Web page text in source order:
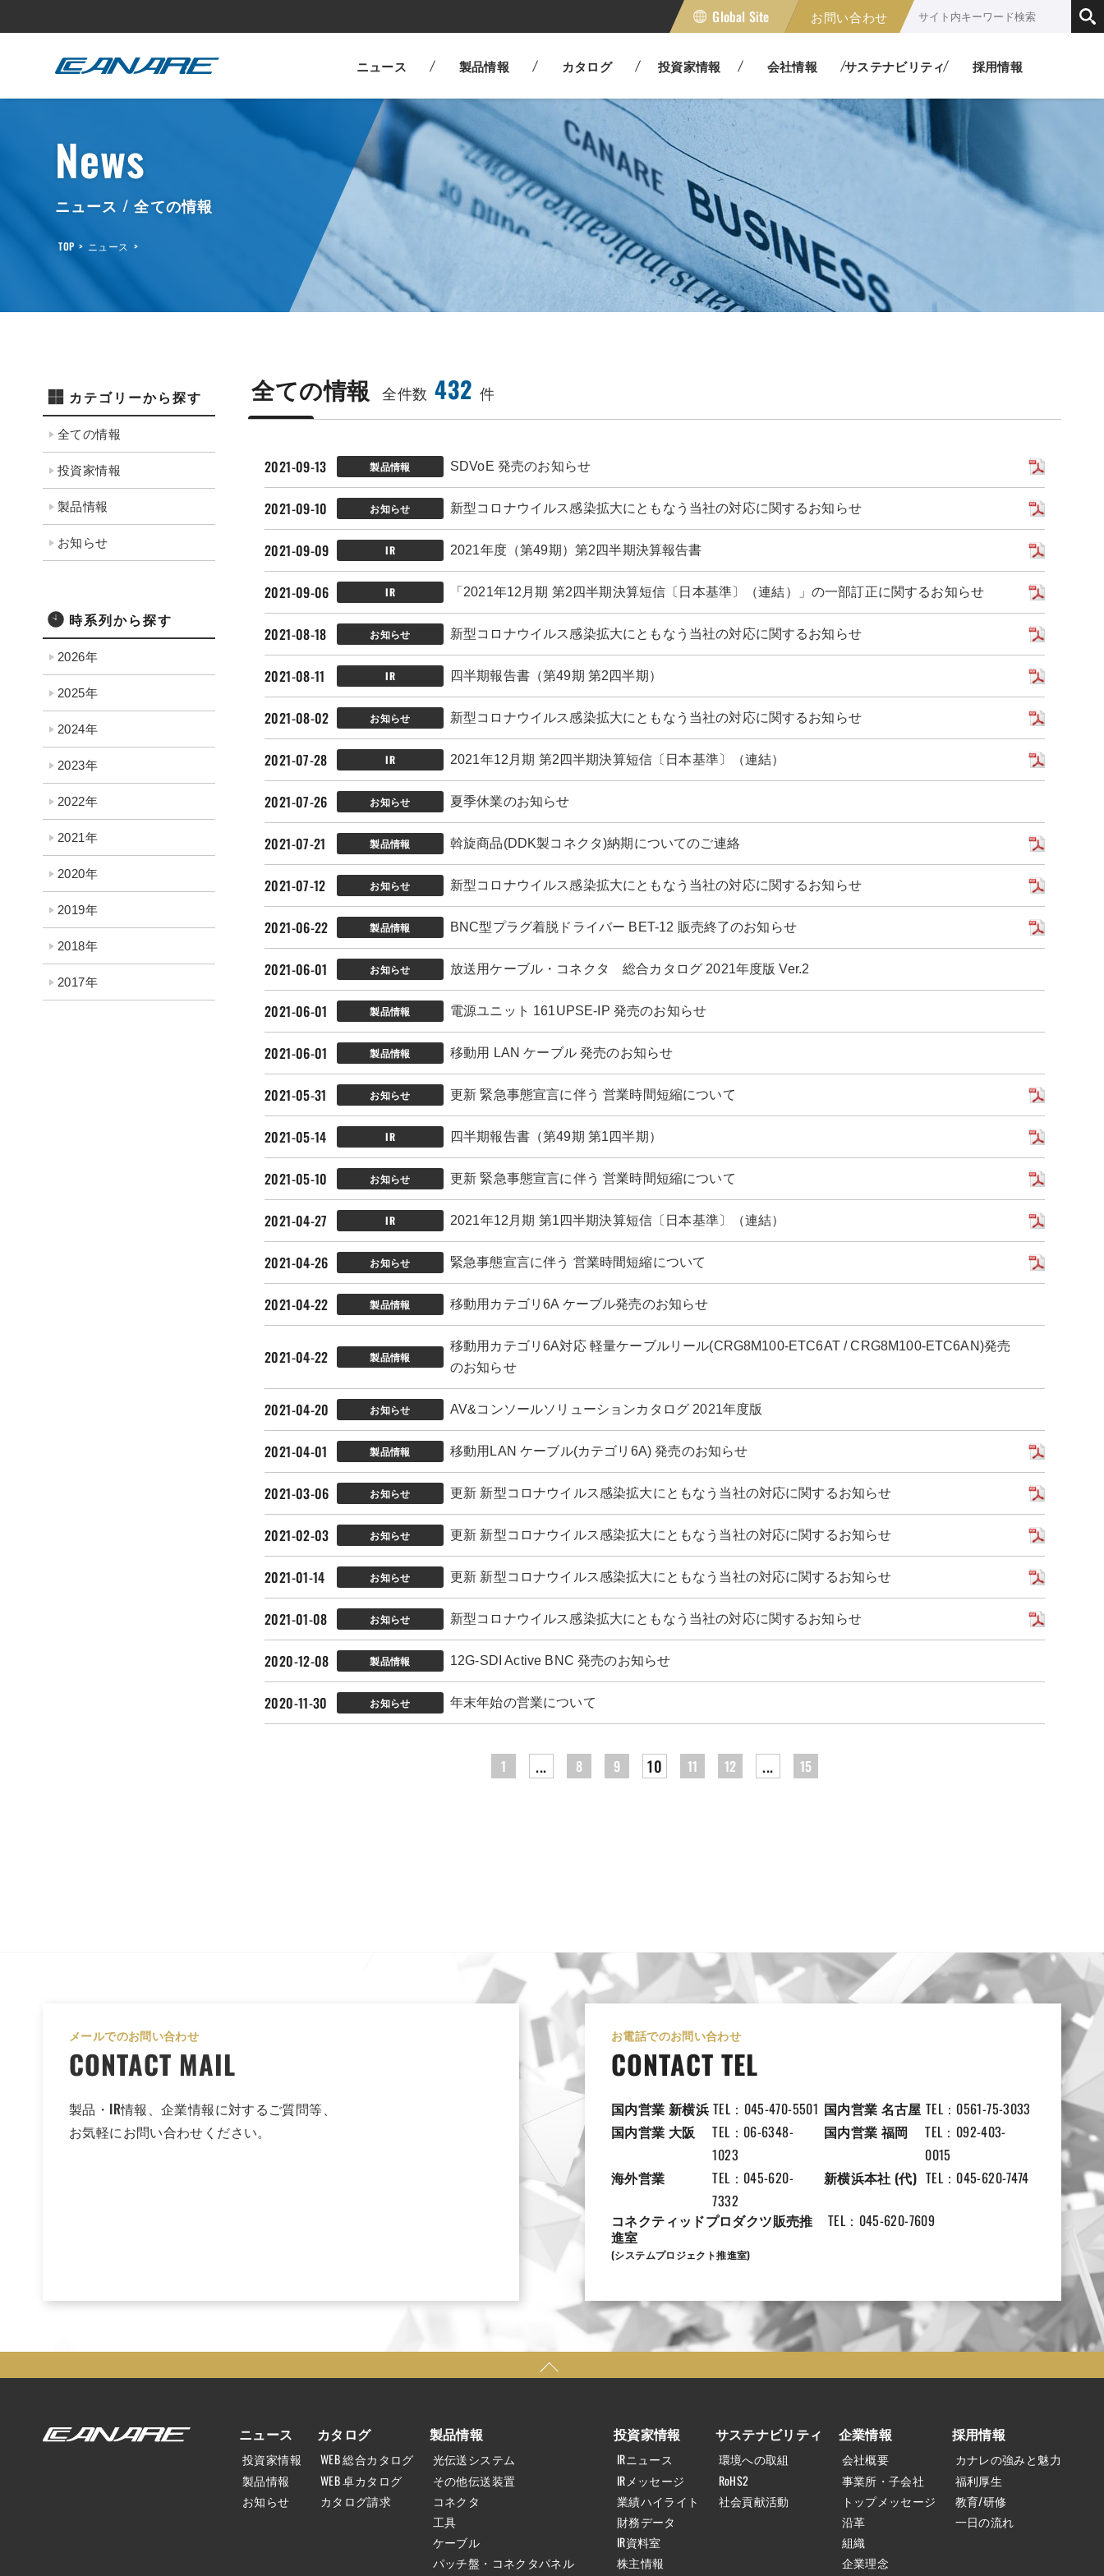
Global Site お問い合わせ
カナレ電気
ニュース 製品情報
製品情報
工具
ケーブル
パッチ盤・コネクタパネル
マルチケーブルシステム
ケーブルリール
接続ケーブル
AV&コンソールソリューショ
ン
デジタルネットワーク製品 高パワー用光ファイバ関連製
カタログ
カタログ・リーフレット WEB CATALOG WEB AV & CONSOLE CATALOG CATALOG REQUEST
投資家情報
投資家情報
IR NEWS IR MESSAGE HIGHLIGHT
IR FINANCIAL IR LIBRARY TO SHAREHOLDER BENEFIT
株主還元
SHAREHOLDER BENEFIT PROGRAM
会社情報
会社情報
OUTLINE OFFICE MESSAGE
HISTORY ORGANIZATION IDENTITY
企業統治
GOVERNANCE
開発方針
DEVELOPMENT
サステナビリティ
サステナビリティ ROHS ENVIRONMENT SOCIAL CONTRIBUTION
採用情報
採用情報
カナレの強みと魅力 福利厚生 教育/研修
一日の流れ
THE FLOW OF THE DAY
News
ニュース / 全ての情報
TOP > ニュース >
全ての情報 全件数 432 件
2021-09-13 製品情報 SDVoE 発売のお知らせ
2021-09-10 お知らせ 新型コロナウイルス感染拡大にともなう当社の対応に関するお知らせ
2021-09-09 IR 2021年度（第49期）第2四半期決算報告書
2021-09-06 IR 「2021年12月期 第2四半期決算短信〔日本基準〕（連結）」の一部訂正に関するお知らせ
2021-08-18 お知らせ 新型コロナウイルス感染拡大にともなう当社の対応に関するお知らせ
2021-08-11 IR 四半期報告書（第49期 第2四半期）
2021-08-02 お知らせ 新型コロナウイルス感染拡大にともなう当社の対応に関するお知らせ
2021-07-28 IR 2021年12月期 第2四半期決算短信〔日本基準〕（連結）
2021-07-26 お知らせ 夏季休業のお知らせ
2021-07-21 製品情報 斡旋商品(DDK製コネクタ)納期についてのご連絡
2021-07-12 お知らせ 新型コロナウイルス感染拡大にともなう当社の対応に関するお知らせ
2021-06-22 製品情報 BNC型プラグ着脱ドライバー BET-12 販売終了のお知らせ
2021-06-01 お知らせ 放送用ケーブル・コネクタ 総合カタログ 2021年度版 Ver.2
2021-06-01 製品情報 電源ユニット 161UPSE-IP 発売のお知らせ
2021-06-01 製品情報 移動用 LAN ケーブル 発売のお知らせ
2021-05-31 お知らせ 更新 緊急事態宣言に伴う 営業時間短縮について
2021-05-14 IR 四半期報告書（第49期 第1四半期）
2021-05-10 お知らせ 更新 緊急事態宣言に伴う 営業時間短縮について
2021-04-27 IR 2021年12月期 第1四半期決算短信〔日本基準〕（連結）
2021-04-26 お知らせ 緊急事態宣言に伴う 営業時間短縮について
2021-04-22 製品情報 移動用カテゴリ6A ケーブル発売のお知らせ
2021-04-22 製品情報
移動用カテゴリ6A対応 軽量ケーブルリール(CRG8M100-ETC6AT / CRG8M100-ETC6AN)発売
のお知らせ
2021-04-20 お知らせ AV&コンソールソリューションカタログ 2021年度版
2021-04-01 製品情報 移動用LAN ケーブル(カテゴリ6A) 発売のお知らせ
2021-03-06 お知らせ 更新 新型コロナウイルス感染拡大にともなう当社の対応に関するお知らせ
2021-02-03 お知らせ 更新 新型コロナウイルス感染拡大にともなう当社の対応に関するお知らせ
2021-01-14 お知らせ 更新 新型コロナウイルス感染拡大にともなう当社の対応に関するお知らせ
2021-01-08 お知らせ 新型コロナウイルス感染拡大にともなう当社の対応に関するお知らせ
2020-12-08 製品情報 12G-SDI Active BNC 発売のお知らせ
2020-11-30 お知らせ 年末年始の営業について
1 ... 8 9 10 11 12 ... 15
カテゴリーから探す
全ての情報
投資家情報
製品情報
お知らせ
時系列から探す
2026年
2025年
2024年
2023年
2022年
2021年
2020年
2019年
2018年
2017年
メールでのお問い合わせ
CONTACT MAIL
製品・IR情報、企業情報に対するご質問等、
お気軽にお問い合わせください。
お電話でのお問い合わせ
CONTACT TEL
国内営業 新横浜 TEL：045-470-5501 国内営業 名古屋 TEL：0561-75-3033
国内営業 大阪
TEL：06-6348-
1023
国内営業 福岡
TEL：092-403-
0015
海外営業
TEL：045-620-
7332
新横浜本社 (代) TEL：045-620-7474
コネクティッドプロダクツ販売推
進室
(システムプロジェクト推進室)
TEL：045-620-7609
ニュース
投資家情報
製品情報
お知らせ
カタログ
WEB 総合カタログ
WEB 卓カタログ
カタログ請求
製品情報
光伝送システム
その他伝送装置
コネクタ
工具
ケーブル
パッチ盤・コネクタパネル
投資家情報
IRニュース
IRメッセージ
業績ハイライト
財務データ
IR資料室
株主情報
サステナビリティ
環境への取組
RoHS2
社会貢献活動
企業情報
会社概要
事業所・子会社
トップメッセージ
沿革
組織
企業理念
採用情報
カナレの強みと魅力
福利厚生
教育/研修
一日の流れ